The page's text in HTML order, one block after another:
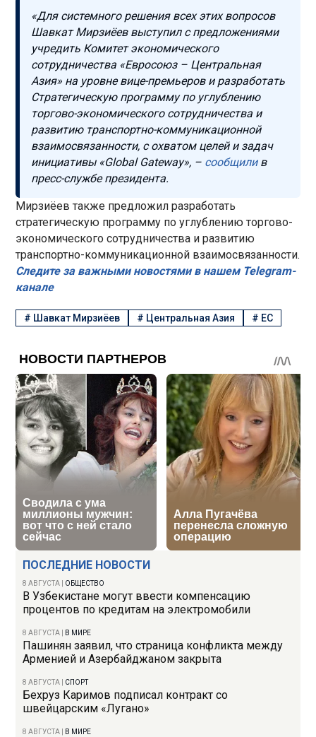
ПОСЛЕДНИЕ НОВОСТИ
8 АВГУСТА ОБЩЕСТВО
В Узбекистане могут ввести компенсацию
процентов по кредитам на электромобили
8 АВГУСТА В МИРЕ
Пашинян заявил, что страница конфликта между
Арменией и Азербайджаном закрыта
8 АВГУСТА СПОРТ
Бехруз Каримов подписал контракт со
швейцарским «Лугано»
8 АВГУСТА В МИРЕ
«Для системного решения всех этих вопросов
Шавкат Мирзиёев выступил с предложениями
учредить Комитет экономического
сотрудничества «Евросоюз – Центральная
Азия» на уровне вице-премьеров и разработать
Стратегическую программу по углублению
торгово-экономического сотрудничества и
развитию транспортно-коммуникационной
взаимосвязанности, с охватом целей и задач
инициативы «Global Gateway», – сообщили в
пресс-службе президента.
Мирзиёев также предложил разработать
стратегическую программу по углублению торгово-
экономического сотрудничества и развитию
транспортно-коммуникационной взаимосвязанности.
Следите за важными новостями в нашем Telegram-
канале
# Шавкат Мирзиёев # Центральная Азия # ЕС